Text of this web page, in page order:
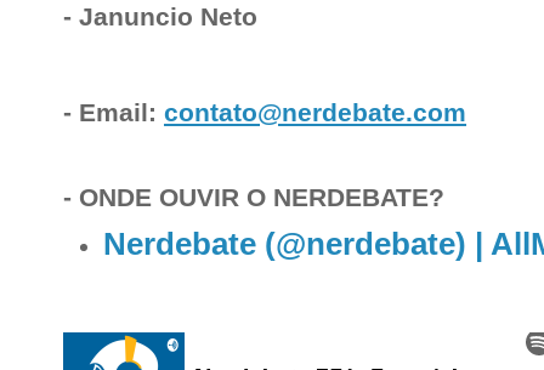
- Januncio Neto
- Email: contato@nerdebate.com
- ONDE OUVIR O NERDEBATE?
Nerdebate (@nerdebate) |